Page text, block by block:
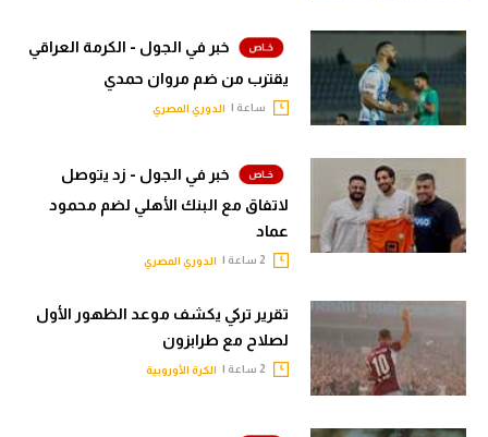
خبر في الجول - الكرمة العراقي
يقترب من ضم مروان حمدي
ساعة | الدوري المصري
خبر في الجول - زد يتوصل
لاتفاق مع البنك الأهلي لضم محمود
عماد
الدوري المصري
تقرير تركي يكشف موعد الظهور الأول
لصلاح مع طرابزون
الكرة الأوروبية